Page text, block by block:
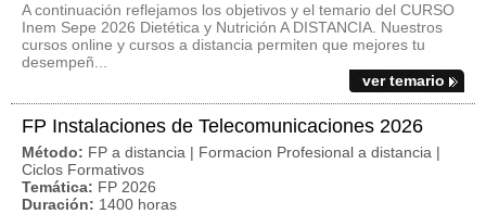
A continuación reflejamos los objetivos y el temario del CURSO
Inem Sepe 2026 Dietética y Nutrición A DISTANCIA. Nuestros
cursos online y cursos a distancia permiten que mejores tu
desempeñ...
ver temario
FP Instalaciones de Telecomunicaciones 2026
Método: FP a distancia | Formacion Profesional a distancia |
Ciclos Formativos
Temática: FP 2026
Duración: 1400 horas